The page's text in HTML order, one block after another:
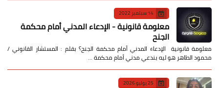
14 سبتمبر 2022
معلومة قانونية - الإدعاء المدني أمام محكمة
الجنح
معلومة قانونية الإدعاء المدني أمام محكمة الجنح؟ بقلم : المستشار القانوني /
محمود الطاهر هو ليه بندعي مدني أمام محكمة …
25 يوليو 2026